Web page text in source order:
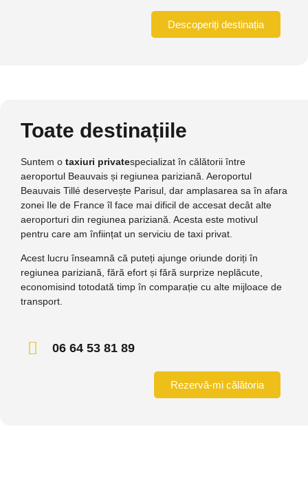
Descoperiți destinația
Toate destinațiile
Suntem o taxiuri privatespecializat în călătorii între
aeroportul Beauvais și regiunea pariziană. Aeroportul
Beauvais Tillé deservește Parisul, dar amplasarea sa în afara
zonei Ile de France îl face mai dificil de accesat decât alte
aeroporturi din regiunea pariziană. Acesta este motivul
pentru care am înființat un serviciu de taxi privat.
Acest lucru înseamnă că puteți ajunge oriunde doriți în
regiunea pariziană, fără efort și fără surprize neplăcute,
economisind totodată timp în comparație cu alte mijloace de
transport.
06 64 53 81 89
Rezervă-mi călătoria